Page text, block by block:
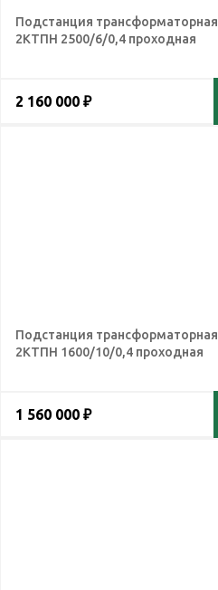
Подстанция трансформаторная
2КТПН 2500/6/0,4 проходная
2 160 000 ₽
Подстанция трансформаторная
2КТПН 1600/10/0,4 проходная
1 560 000 ₽